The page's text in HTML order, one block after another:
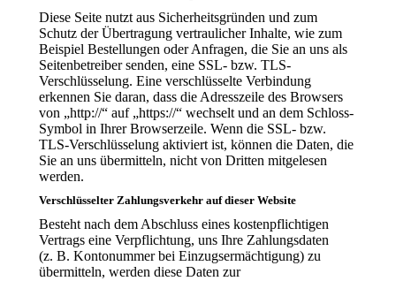
Diese Seite nutzt aus Sicherheitsgründen und zum
Schutz der Übertragung vertraulicher Inhalte, wie zum
Beispiel Bestellungen oder Anfragen, die Sie an uns als
Seitenbetreiber senden, eine SSL- bzw. TLS-
Verschlüsselung. Eine verschlüsselte Verbindung
erkennen Sie daran, dass die Adresszeile des Browsers
von „http://“ auf „https://“ wechselt und an dem Schloss-
Symbol in Ihrer Browserzeile. Wenn die SSL- bzw.
TLS-Verschlüsselung aktiviert ist, können die Daten, die
Sie an uns übermitteln, nicht von Dritten mitgelesen
werden.
Verschlüsselter Zahlungsverkehr auf dieser Website
Besteht nach dem Abschluss eines kostenpflichtigen
Vertrags eine Verpflichtung, uns Ihre Zahlungsdaten
(z. B. Kontonummer bei Einzugsermächtigung) zu
übermitteln, werden diese Daten zur